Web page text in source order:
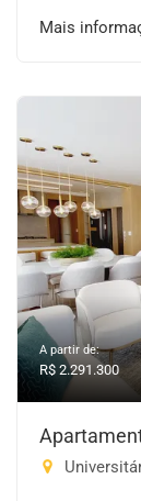
Mais
A partir de:
R$ 2.291.300